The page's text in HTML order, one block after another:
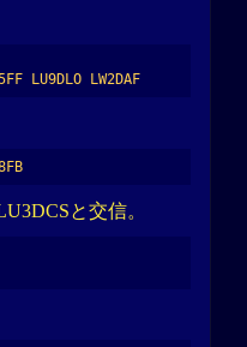
LU9DLO LW2DAF
と交信。